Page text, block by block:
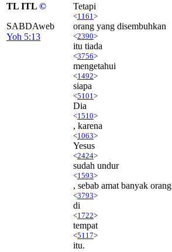
TL ITL ©
SABDAweb
Yoh 5:13
Tetapi
<1161 >
orang yang disembuhkan
<2390>
itu tiada
<3756>
mengetahui
<1492>
siapa
<5101 >
Dia
<1510>
, karena
<1063>
Yesus
<2424>
sudah undur
<1593>
, sebab amat banyak orang
<3793>
di
<1722>
tempat
<5117>
itu.